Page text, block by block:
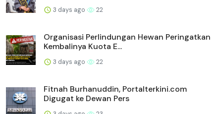
3 days ago 22
Organisasi Perlindungan Hewan Peringatkan
Kembalinya Kuota E...
3 days ago 22
Fitnah Burhanuddin, Portalterkini.com
Digugat ke Dewan Pers